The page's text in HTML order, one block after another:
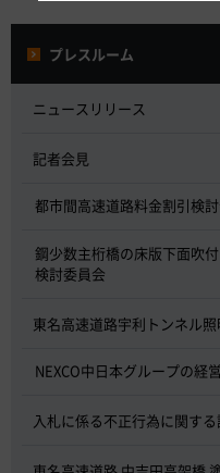
プレスルーム
ニュースリリース
記者会見
都市間高速道路料金割引検
鋼少数主桁橋の床版下面吹
検討委員会
東名高速道路宇利トンネル
NEXCO中日本グループの経
入札に係る不正行為に関す